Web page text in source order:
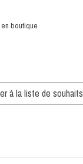
boutique
à la liste de souhaits